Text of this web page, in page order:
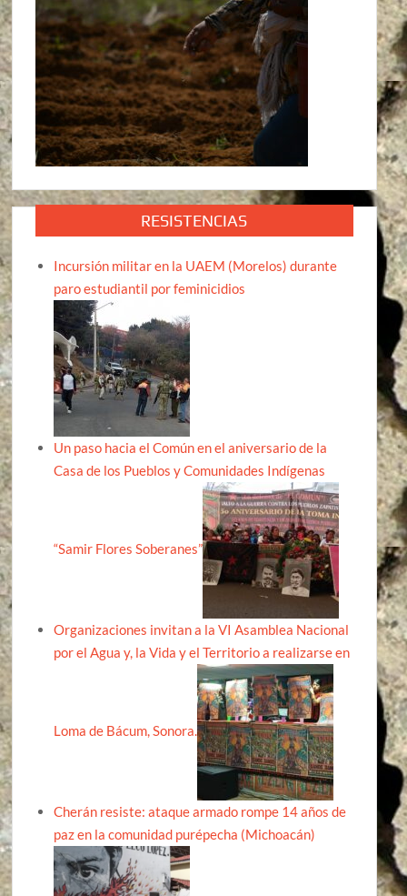
RESISTENCIAS
Incursión militar en la UAEM (Morelos) durante
paro estudiantil por feminicidios
Un paso hacia el Común en el aniversario de la
Casa de los Pueblos y Comunidades Indígenas
“Samir Flores Soberanes”
Organizaciones invitan a la VI Asamblea Nacional
por el Agua y, la Vida y el Territorio a realizarse en
Loma de Bácum, Sonora.
Cherán resiste: ataque armado rompe 14 años de
paz en la comunidad purépecha (Michoacán)